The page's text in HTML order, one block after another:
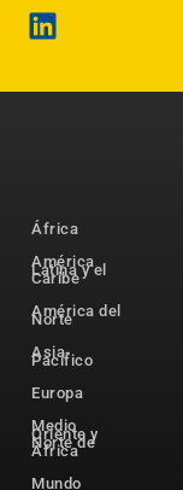
África
América
Latina y el
Caribe
América del
Norte
Asia-
Pacífico
Europa
Medio
Oriente y
Norte de
África
Mundo